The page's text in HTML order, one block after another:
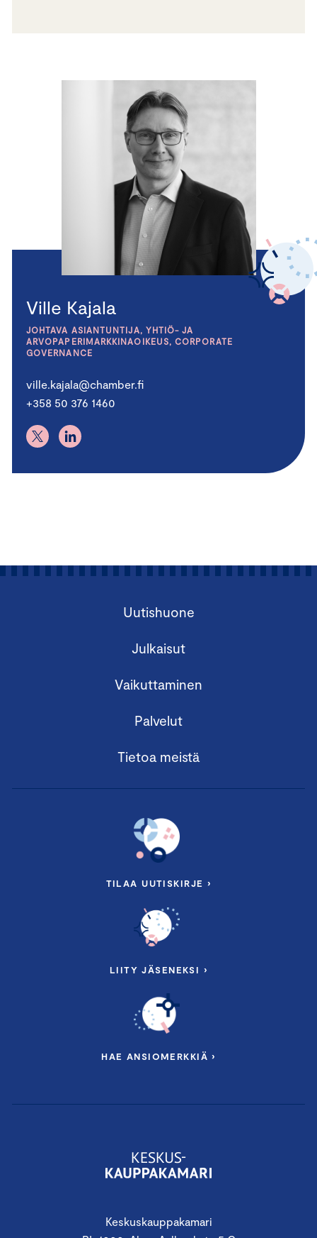
Ville Kajala
JOHTAVA ASIANTUNTIJA, YHTIÖ- JA
ARVOPAPERIMARKKINAOIKEUS, CORPORATE
GOVERNANCE
ville.kajala@chamber.fi
+358 50 376 1460
Keskuskauppakamari
Uutishuone
Julkaisut
Vaikuttaminen
Palvelut
Tietoa meistä
TILAA UUTISKIRJE ›
LIITY JÄSENEKSI ›
HAE ANSIOMERKKIÄ ›